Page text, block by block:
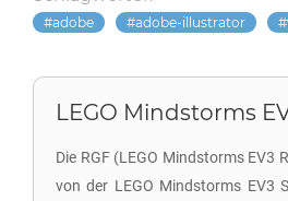
adobe adobe-illustrator
LEGO Mindstorms
Die RGF (LEGO Mindstorms
von der LEGO Mindstorms EV3